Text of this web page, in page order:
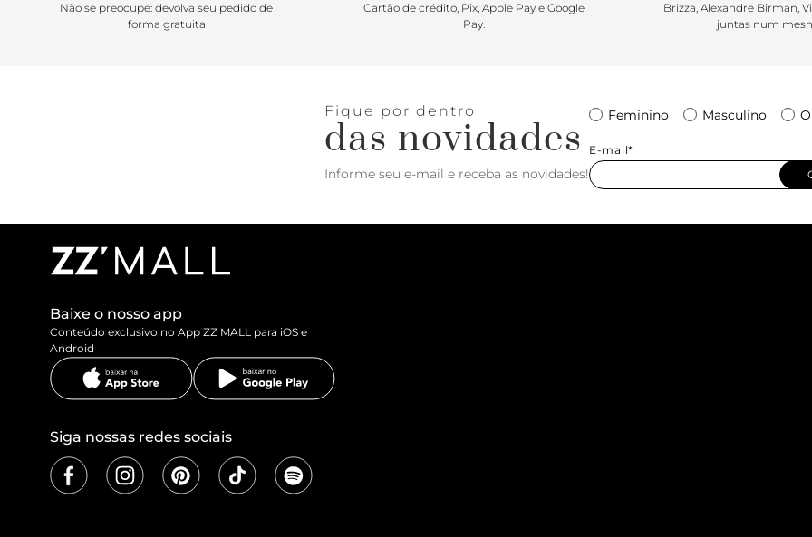
Não se preocupe: devolva seu pedido de
forma gratuita
Cartão de crédito, Pix, Apple Pay e Google
Pay.
Brizza, Alexandre Birman,
juntas num
Fique por dentro
das novidades
Informe seu e-mail e receba as novidades!
Feminino Masculino
E-mail*
Baixe o nosso app
Conteúdo exclusivo no App ZZ MALL para iOS e
Android
Siga nossas redes sociais